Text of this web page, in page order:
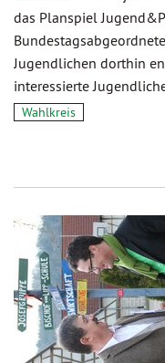
das Planspiel
Jugendlichen dorthin
interessierte
Wahlkreis